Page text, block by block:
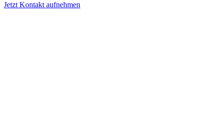
Jetzt Kontakt aufnehmen